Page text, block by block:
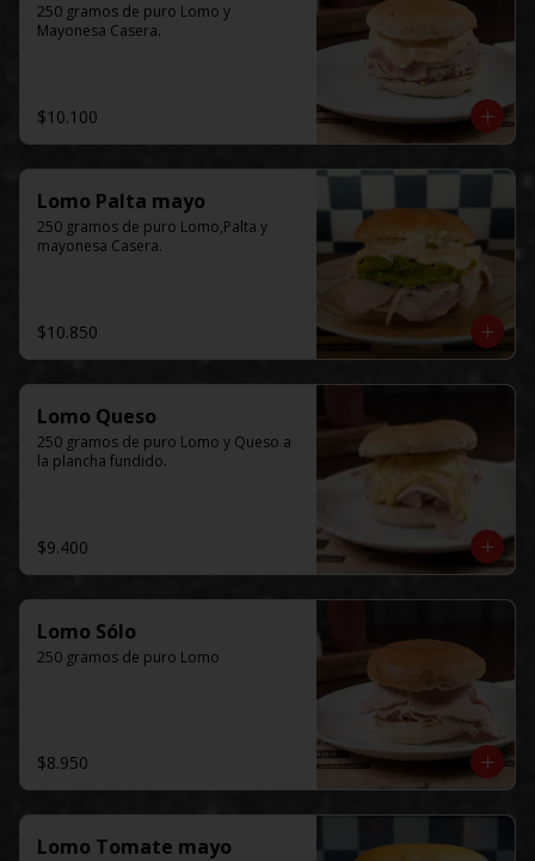
250 gramos de puro Lomo y
Mayonesa Casera.
$10.100
Lomo Palta mayo
250 gramos de puro Lomo,Palta y
mayonesa Casera.
$10.850
Lomo Queso
250 gramos de puro Lomo y Queso a
la plancha fundido.
$9.400
Lomo Sólo
250 gramos de puro Lomo
$8.950
Lomo Tomate mayo